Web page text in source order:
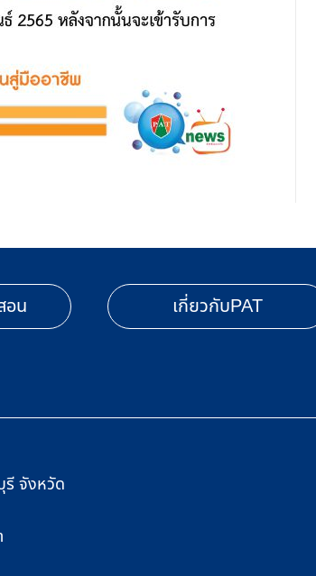
อน เกี่ยวกับPAT
รี จังหวัด